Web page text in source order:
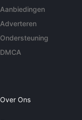
Aanbiedingen
Adverteren
Ondersteuning
DMCA
Over Ons